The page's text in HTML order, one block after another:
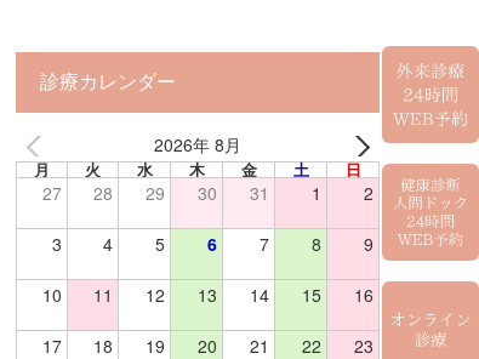
診療カレンダー
2026年 8月
月 火 水 木 金 土 日
27 28 29 30 31 1 2
3 4 5 6 7 8 9
10 11 12 13 14 15 16
17 18 19 20 21 22 23